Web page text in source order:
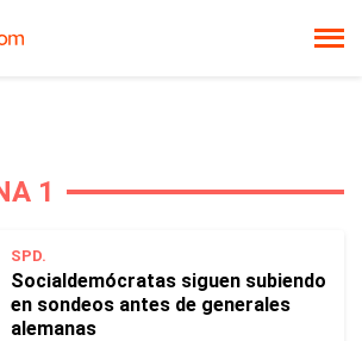
1
SPD.
Socialdemócratas siguen subiendo
en sondeos antes de generales
alemanas